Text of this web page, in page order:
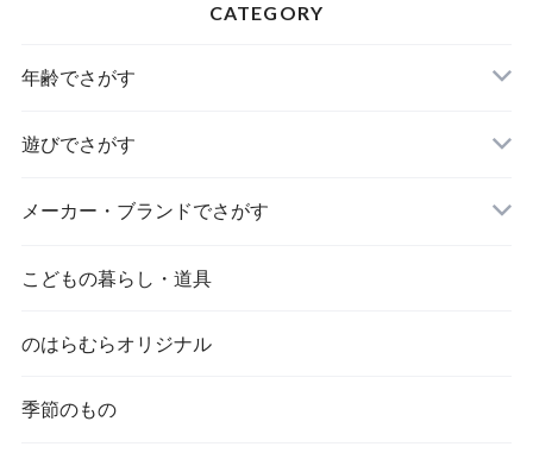
CATEGORY
年齢でさがす
遊びでさがす
メーカー・ブランドでさがす
こどもの暮らし・道具
のはらむらオリジナル
季節のもの